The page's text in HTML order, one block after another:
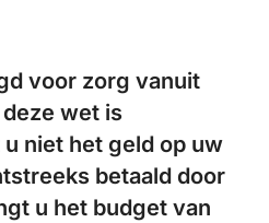
voor zorg vanuit
wet is
niet het geld op uw
betaald door
u het budget van